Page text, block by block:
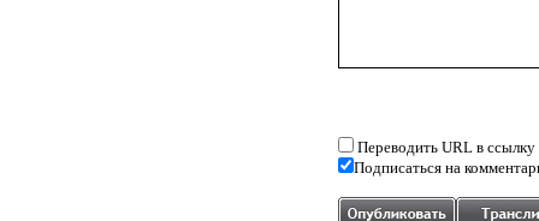
Переводить URL в ссылку
Подписаться на